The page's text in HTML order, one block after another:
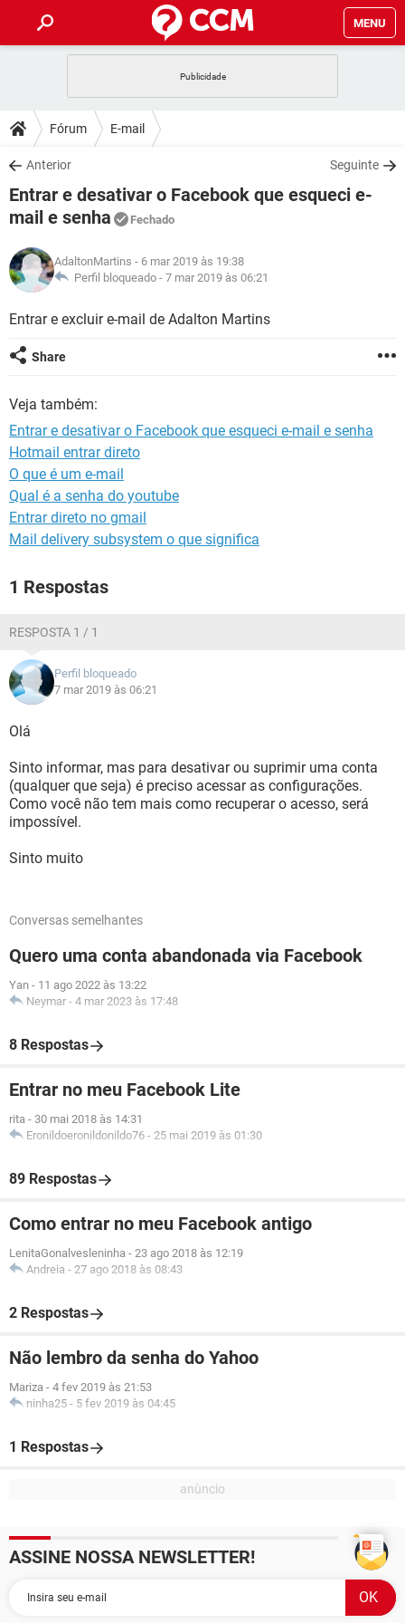
MENU
CELULAR
OUTLOOK
INSTAGRAM GMAIL
GUIA DE COMPRAS
DICAS
JOGOS
OUTLOOK
GUIA DE COMPRAS
DOWNLOADS
JOGOS WHATSAPP
CELULAR
OUTLOOK EXCEL
INSTAGRAM
GUIA DE COMPRAS
FÓRUM
CELULAR FACEBOOK
GUIA DE COMPRAS
GLOSSÁRIO
JOGOS
CELULAR FACEBOOK
OUTLOOK
GUIA DE COMPRAS
Fórum E-mail
Anterior Seguinte
Entrar e desativar o Facebook que esqueci e-
mail e senha
Fechado
AdaltonMartins - 6 mar 2019 às 19:38
Perfil bloqueado - 7 mar 2019 às 06:21
Entrar e excluir e-mail de Adalton Martins
Share
Veja também:
Entrar e desativar o Facebook que esqueci e-mail e senha
Hotmail entrar direto
O que é um e-mail
Qual é a senha do youtube
Entrar direto no gmail
Mail delivery subsystem o que significa
1 Respostas
RESPOSTA 1 / 1
Perfil bloqueado
7 mar 2019 às 06:21
Olá
Sinto informar, mas para desativar ou suprimir uma conta
(qualquer que seja) é preciso acessar as configurações.
Como você não tem mais como recuperar o acesso, será
impossível.
Sinto muito
Conversas semelhantes
Quero uma conta abandonada via Facebook
Yan - 11 ago 2022 às 13:22
Neymar - 4 mar 2023 às 17:48
8 Respostas
Entrar no meu Facebook Lite
rita - 30 mai 2018 às 14:31
Eronildoeronildonildo76 - 25 mai 2019 às 01:30
89 Respostas
Como entrar no meu Facebook antigo
LenitaGonalvesleninha - 23 ago 2018 às 12:19
Andreia - 27 ago 2018 às 08:43
2 Respostas
Não lembro da senha do Yahoo
Mariza - 4 fev 2019 às 21:53
ninha25 - 5 fev 2019 às 04:45
1 Respostas
ASSINE NOSSA NEWSLETTER!